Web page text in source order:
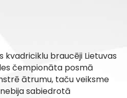
kvadriciklu braucēji Lietuvas
čempionāta posmā
ātrumu, taču veiksme
sabiedrotā